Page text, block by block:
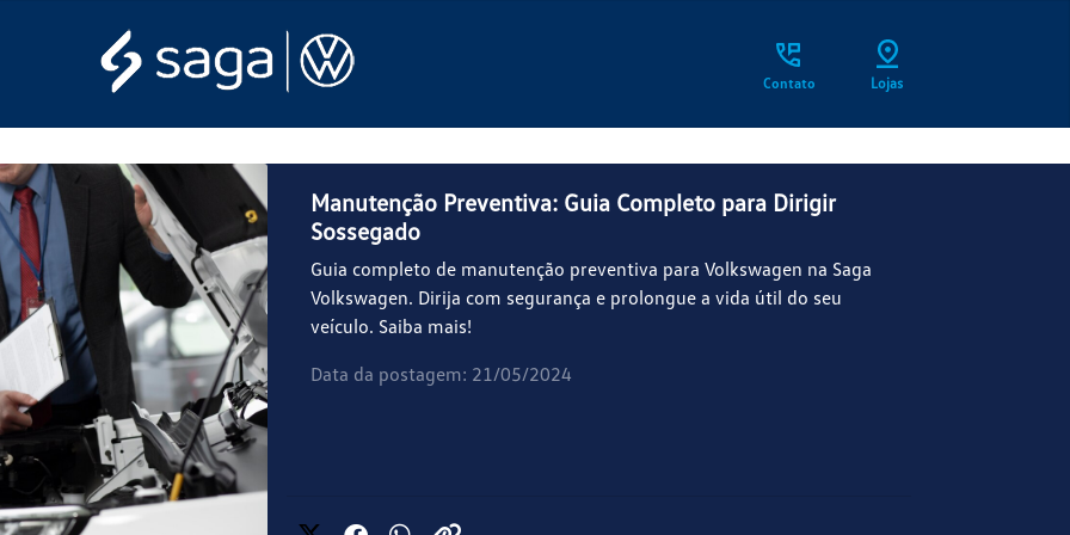
Contato Lojas
Manutenção Preventiva: Guia Completo para Dirigir
Sossegado
Guia completo de manutenção preventiva para Volkswagen na Saga
Volkswagen. Dirija com segurança e prolongue a vida útil do seu
veículo. Saiba mais!
Data da postagem: 21/05/2024